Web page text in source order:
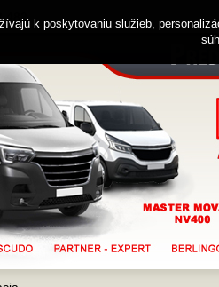
482 k poskytovaniu služieb,